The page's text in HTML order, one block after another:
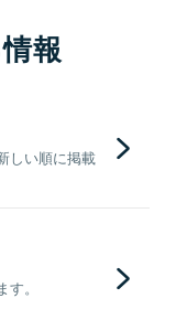
報
しい順に掲載
。